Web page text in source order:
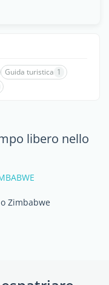
Guida turistica 1
libero nello
Zimbabwe